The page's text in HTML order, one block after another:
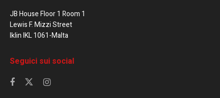
JB House Floor 1 Room 1
Lewis F. Mizzi Street
Iklin IKL 1061-Malta
Seguici sui social